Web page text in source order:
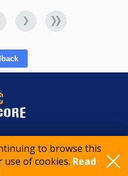
to browse this
of cookies. Read
International